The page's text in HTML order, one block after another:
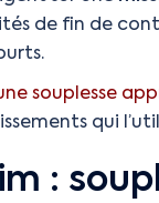
de fin de
souplesse
qui
: